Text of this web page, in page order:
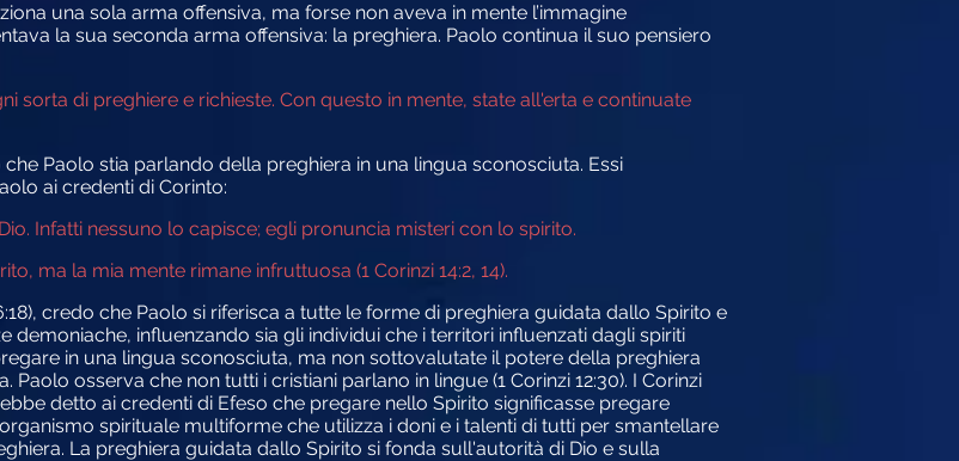
una sola arma offensiva, ma forse non aveva in mente l’immagine
la sua seconda arma offensiva: la preghiera. Paolo continua il suo pensiero
sorta di preghiere e richieste. Con questo in mente, state all'erta e continuate
Paolo stia parlando della preghiera in una lingua sconosciuta. Essi
ai credenti di Corinto:
Infatti nessuno lo capisce; egli pronuncia misteri con lo spirito.
ma la mia mente rimane infruttuosa (1 Corinzi 14:2, 14).
credo che Paolo si riferisca a tutte le forme di preghiera guidata dallo Spirito e
influenzando sia gli individui che i territori influenzati dagli spiriti
in una lingua sconosciuta, ma non sottovalutate il potere della preghiera
osserva che non tutti i cristiani parlano in lingue (1 Corinzi 12:30). I Corinzi
detto ai credenti di Efeso che pregare nello Spirito significasse pregare
spirituale multiforme che utilizza i doni e i talenti di tutti per smantellare
La preghiera guidata dallo Spirito si fonda sull'autorità di Dio e sulla